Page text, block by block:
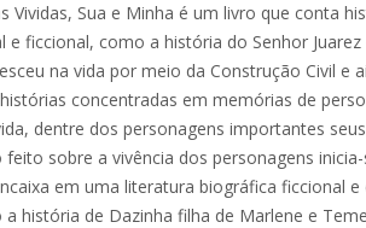
Vividas, Sua e Minha é um livro que conta
e ficcional, como a história do Senhor
na vida por meio da Construção Civil e
concentradas em memórias de
dentre dos personagens importantes
feito sobre a vivência dos personagens
em uma literatura biográfica ficcional
a história de Dazinha filha de Marlene e